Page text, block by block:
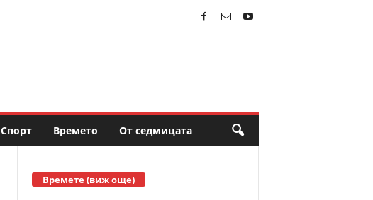
Спорт Времето От седмицата
Времете (виж още)